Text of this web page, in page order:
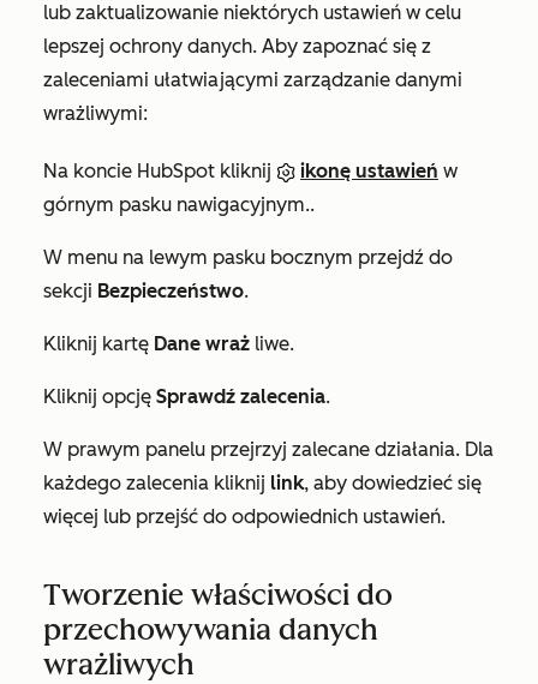
lub zaktualizowanie niektórych ustawień w celu
lepszej ochrony danych. Aby zapoznać się z
zaleceniami ułatwiającymi zarządzanie danymi
wrażliwymi:
Na koncie HubSpot kliknij ikonę ustawień w
górnym pasku nawigacyjnym..
W menu na lewym pasku bocznym przejdź do
sekcji Bezpieczeństwo.
Kliknij kartę Dane wraż liwe.
Kliknij opcję Sprawdź zalecenia.
W prawym panelu przejrzyj zalecane działania. Dla
każdego zalecenia kliknij link, aby dowiedzieć się
więcej lub przejść do odpowiednich ustawień.
Tworzenie właściwości do
przechowywania danych
wrażliwych